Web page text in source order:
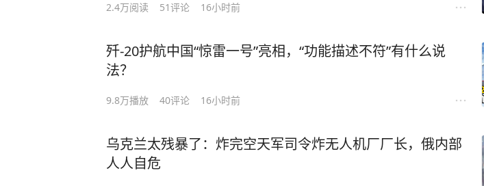
2.4万阅读 51评论 16小时前
歼-20护航中国“惊雷一号”亮相，“功能描述不符”有什么说
法？
9.8万播放 40评论 16小时前
乌克兰太残暴了：炸完空天军司令炸无人机厂厂长，俄内部
人人自危